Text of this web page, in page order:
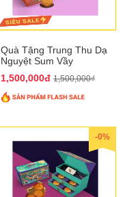
Quà Tặng Trung Thu Dạ
Nguyệt Sum Vầy
1,500,000đ 1,500,000₫
-0%